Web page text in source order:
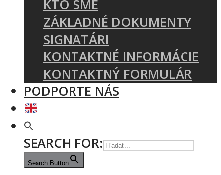
KTO SME
ZÁKLADNÉ DOKUMENTY
SIGNATÁRI
KONTAKTNÉ INFORMÁCIE
KONTAKTNÝ FORMULÁR
PODPORTE NÁS
SEARCH FOR:
Search Button